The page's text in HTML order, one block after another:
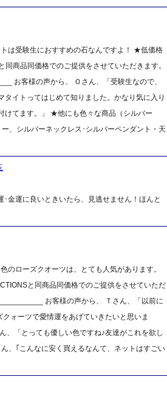
は受験生におすすめの石なんですよ！ ★低価格
商品同価格でのご提供をさせていただきます。
お客様の声から、 Ｏさん、「受験生なので、
イトってはじめて知りました。かなり気に入り
けてます。」 ★他にも色々な商品（シルバー
、シルバーネックレス･シルバーペンダント・天
金運に良いときいたら、見逃せません！ほんと
のローズクオーツは、とても人気があります。
と同商品同価格でのご提供をさせていただ
お客様の声から、 Ｔさん、「以前に
ォーツで愛情運をあげていきたいと思いま
、「とっても優しい色ですね♪友達がこれを欲し
、｢こんなに安く買えるなんて、ネットはすごい